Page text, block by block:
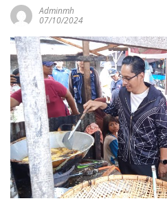
Adminmh
07/10/2024